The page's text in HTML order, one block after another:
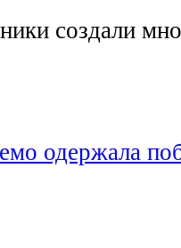
создали
одержала